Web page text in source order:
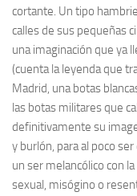
cortante. Un tipo
calles de sus pequeñas
una imaginación que ya
(cuenta la leyenda que
Madrid, una botas
las botas militares que
definitivamente su
y burlón, para al poco
un ser melancólico con
sexual, misógino o